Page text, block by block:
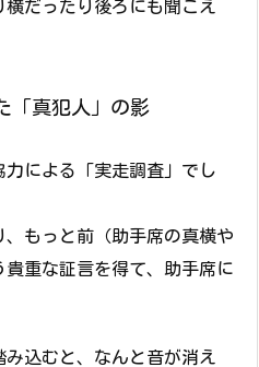
だったり後ろにも聞こえ
「真犯人」の影
による「実走調査」でし
もっと前（助手席の真横や
重な証言を得て、助手席に
込むと、なんと音が消え